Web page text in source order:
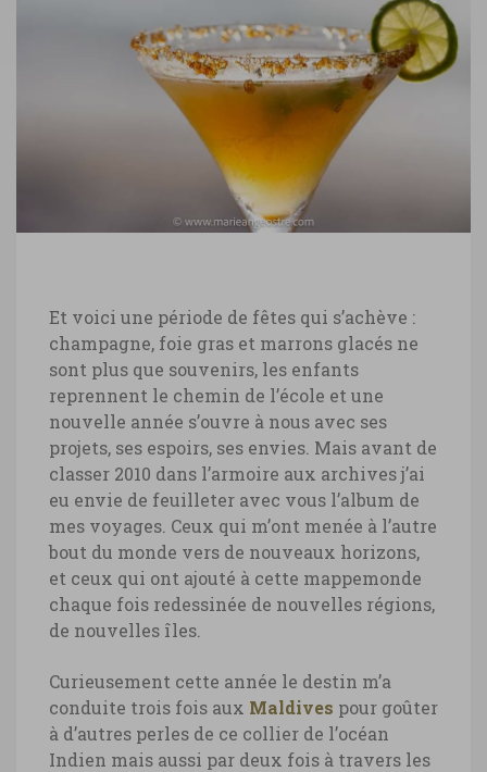
Et voici une période de fêtes qui s’achève :
champagne, foie gras et marrons glacés ne
sont plus que souvenirs, les enfants
reprennent le chemin de l’école et une
nouvelle année s’ouvre à nous avec ses
projets, ses espoirs, ses envies. Mais avant de
classer 2010 dans l’armoire aux archives j’ai
eu envie de feuilleter avec vous l’album de
mes voyages. Ceux qui m’ont menée à l’autre
bout du monde vers de nouveaux horizons,
et ceux qui ont ajouté à cette mappemonde
chaque fois redessinée de nouvelles régions,
de nouvelles îles.
Curieusement cette année le destin m’a
conduite trois fois aux Maldives pour goûter
à d’autres perles de ce collier de l’océan
Indien mais aussi par deux fois à travers les